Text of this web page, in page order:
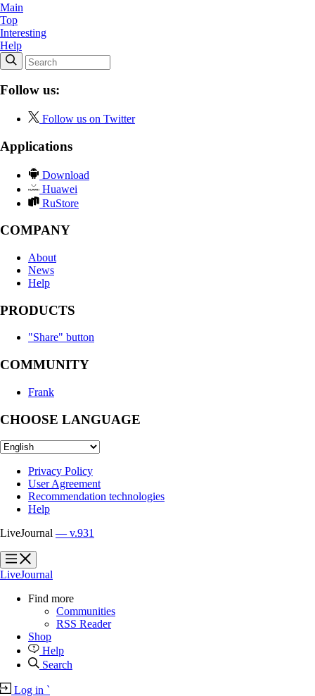
Main
Top
Interesting
Help
Follow us:
Follow us on Twitter
Applications
Download
Huawei
RuStore
COMPANY
About
News
Help
PRODUCTS
"Share" button
COMMUNITY
Frank
CHOOSE LANGUAGE
Privacy Policy
User Agreement
Recommendation technologies
Help
LiveJournal — v.931
?
?
LiveJournal
Find more
Communities
RSS Reader
Shop
Help
Search
Log in `